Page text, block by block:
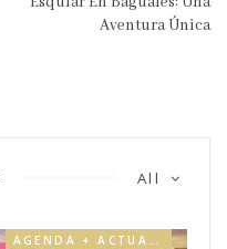
Aventura Única
All
AGENDA + ACTUALIDAD